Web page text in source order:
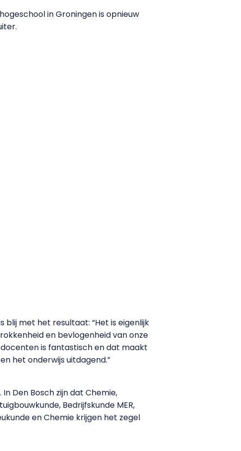
in Groningen is opnieuw
blij met het resultaat: “Het is eigenlijk
en bevlogenheid van onze
is fantastisch en dat maakt
het onderwijs uitdagend.”
Den Bosch zijn dat Chemie,
Bedrijfskunde MER,
en Chemie krijgen het zegel